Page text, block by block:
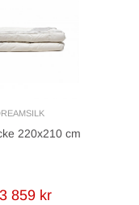
220x210 cm
859 kr